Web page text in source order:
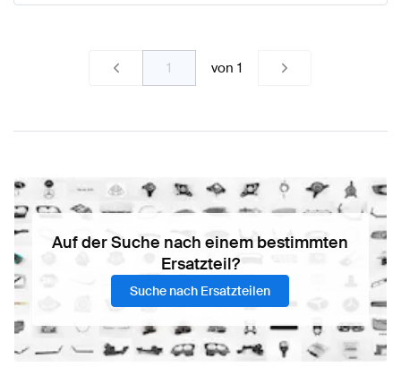
von1
Auf der Suche nach einem bestimmten
Ersatzteil?
Suche nach Ersatzteilen